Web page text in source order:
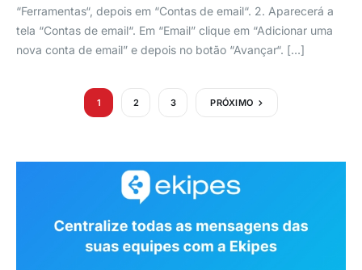
“Ferramentas“, depois em “Contas de email“. 2. Aparecerá a
tela “Contas de email“. Em “Email” clique em “Adicionar uma
nova conta de email” e depois no botão “Avançar“. […]
1 2 3 PRÓXIMO